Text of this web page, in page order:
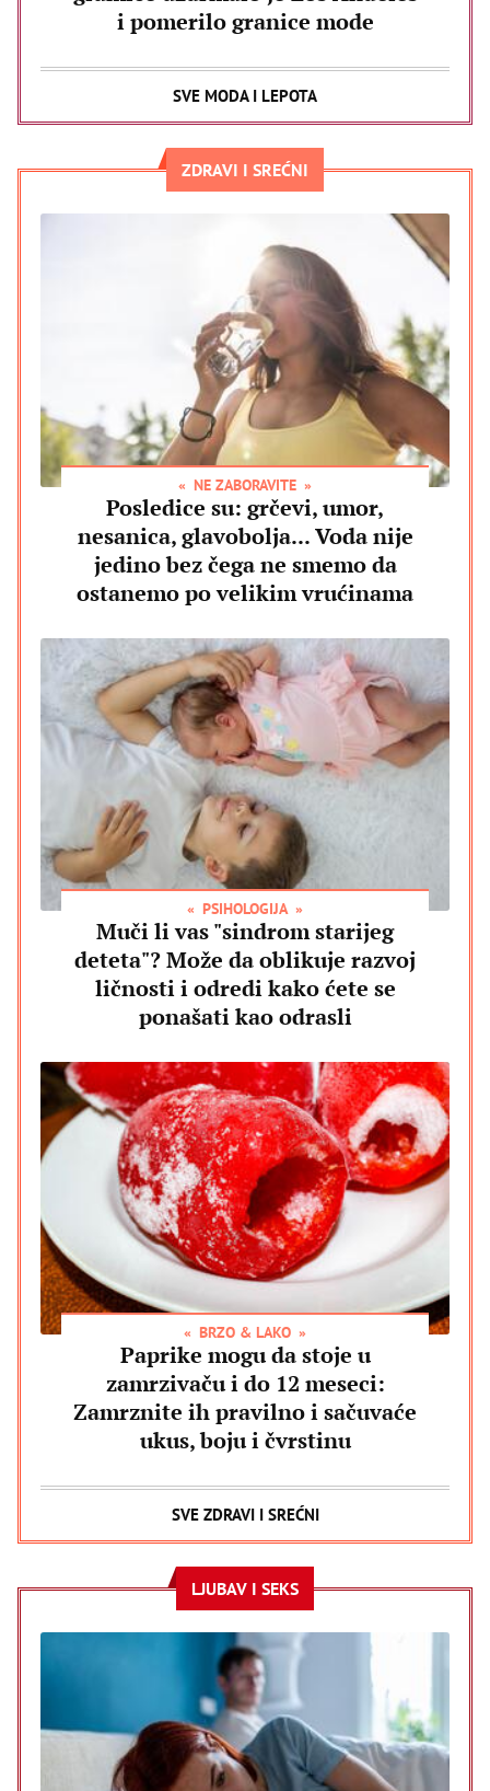
i pomerilo granice mode
SVE MODA I LEPOTA
ZDRAVI I SREĆNI
NE ZABORAVITE
Posledice su: grčevi, umor,
nesanica, glavobolja... Voda nije
jedino bez čega ne smemo da
ostanemo po velikim vrućinama
PSIHOLOGIJA
Muči li vas "sindrom starijeg
deteta"? Može da oblikuje razvoj
ličnosti i odredi kako ćete se
ponašati kao odrasli
BRZO & LAKO
Paprike mogu da stoje u
zamrzivaču i do 12 meseci:
Zamrznite ih pravilno i sačuvaće
ukus, boju i čvrstinu
SVE ZDRAVI I SREĆNI
LJUBAV I SEKS